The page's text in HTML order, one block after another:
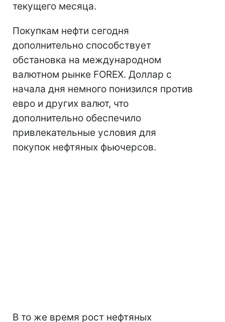
текущего месяца.
Покупкам нефти сегодня
дополнительно способствует
обстановка на международном
валютном рынке FOREX. Доллар с
начала дня немного понизился против
евро и других валют, что
дополнительно обеспечило
привлекательные условия для
покупок нефтяных фьючерсов.
В то же время рост нефтяных